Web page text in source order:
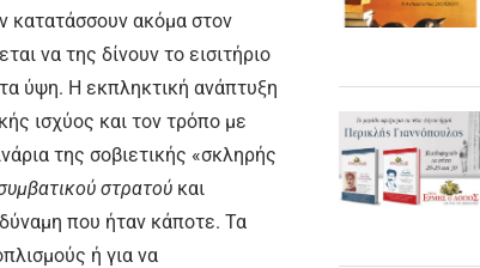
κατατάσσουν ακόμα στον
να της δίνουν το εισιτήριο
ύψη. Η εκπληκτική ανάπτυξη
ισχύος και τον τρόπο με
της σοβιετικής «σκληρής
στρατού και
που ήταν κάποτε. Τα
ή για να